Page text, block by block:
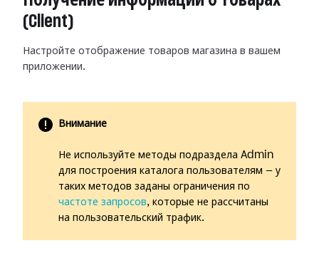
(Client)
Настройте отображение товаров магазина в вашем
приложении.
Внимание
Не используйте методы подраздела Admin
для построения каталога пользователям — у
таких методов заданы ограничения по
частоте запросов, которые не рассчитаны
на пользовательский трафик.